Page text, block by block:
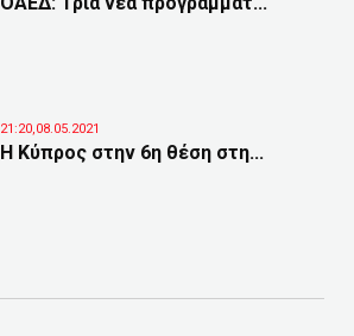
21:20,08.05.2021
Η Κύπρος στην 6η θέση στη...